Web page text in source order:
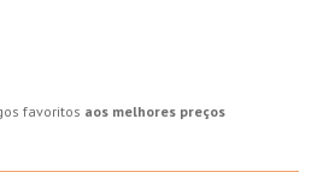
favoritos aos melhores preços